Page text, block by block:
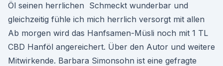
Öl seinen herrlichen Schmeckt wunderbar und
gleichzeitig fühle ich mich herrlich versorgt mit allen
Ab morgen wird das Hanfsamen-Müsli noch mit 1 TL
CBD Hanföl angereichert. Über den Autor und weitere
Mitwirkende. Barbara Simonsohn ist eine gefragte